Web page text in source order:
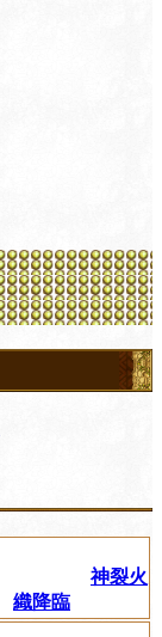
神裂火
織降臨